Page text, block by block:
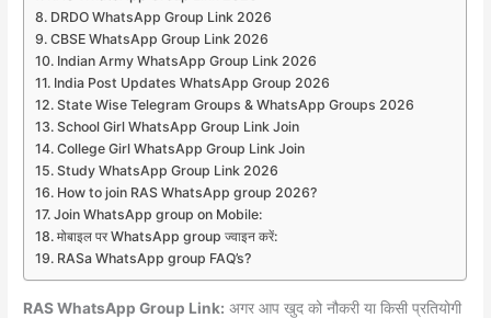
DRDO WhatsApp Group Link 2026
CBSE WhatsApp Group Link 2026
Indian Army WhatsApp Group Link 2026
India Post Updates WhatsApp Group 2026
State Wise Telegram Groups & WhatsApp Groups 2026
School Girl WhatsApp Group Link Join
College Girl WhatsApp Group Link Join
Study WhatsApp Group Link 2026
How to join RAS WhatsApp group 2026?
Join WhatsApp group on Mobile:
मोबाइल पर WhatsApp group ज्वाइन करें:
RASa WhatsApp group FAQ’s?
RAS WhatsApp Group Link: अगर आप खुद को नौकरी या किसी प्रतियोगी